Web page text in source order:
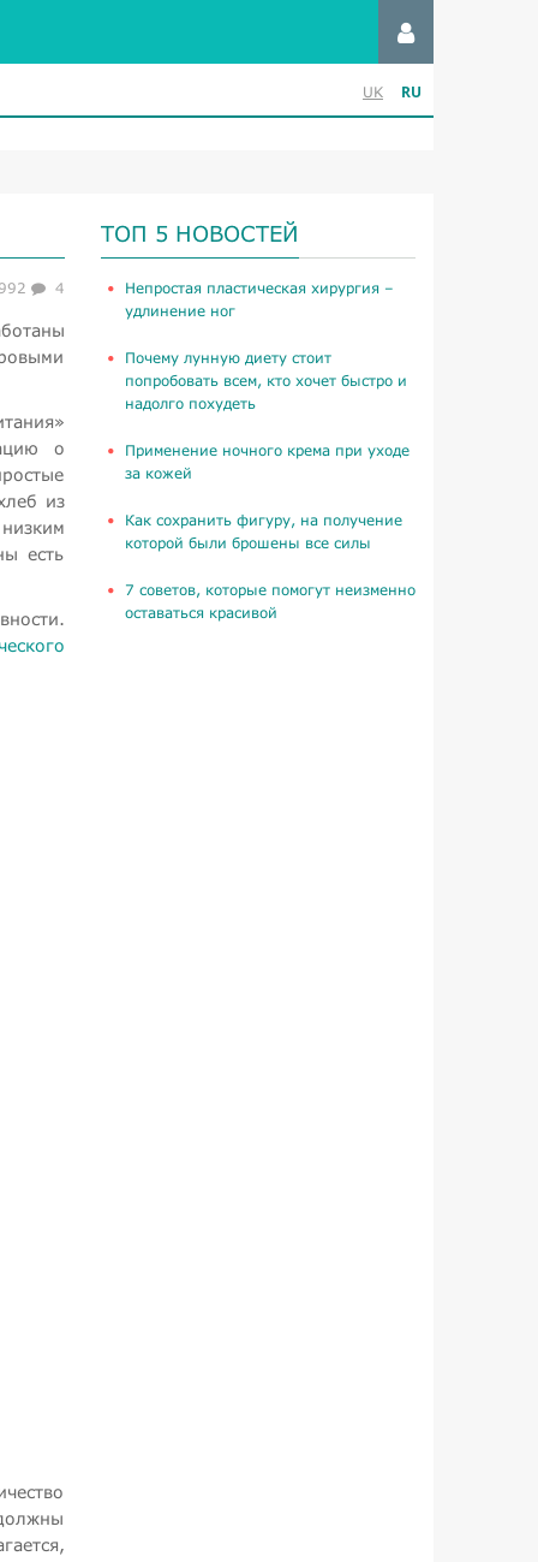
UK RU
4
о
из
есть
ТОП 5 НОВОСТЕЙ
​Непростая пластическая хирургия –
удлинение ног
Почему лунную диету стоит
попробовать всем, кто хочет быстро и
надолго похудеть
Применение ночного крема при уходе
за кожей
Как сохранить фигуру, на получение
которой были брошены все силы
​7 советов, которые помогут неизменно
оставаться красивой